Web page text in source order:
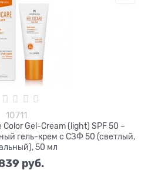
10711
Gel-Cream (light) SPF 50 –
гель-крем с СЗФ 50 (светлый,
50 мл
руб.